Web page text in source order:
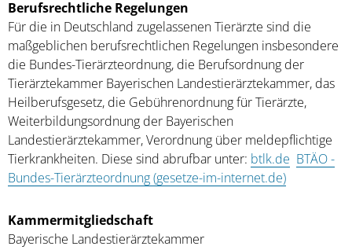
Berufsrechtliche Regelungen
Für die in Deutschland zugelassenen Tierärzte sind die
maßgeblichen berufsrechtlichen Regelungen insbesondere
die Bundes-Tierärzteordnung, die Berufsordnung der
Tierärztekammer Bayerischen Landestierärztekammer, das
Heilberufsgesetz, die Gebührenordnung für Tierärzte,
Weiterbildungsordnung der Bayerischen
Landestierärztekammer, Verordnung über meldepflichtige
Tierkrankheiten. Diese sind abrufbar unter: btlk.de BTÄO -
Bundes-Tierärzteordnung (gesetze-im-internet.de)
Kammermitgliedschaft
Bayerische Landestierärztekammer